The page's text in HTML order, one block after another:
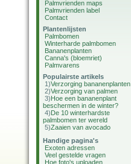
Palmvrienden maps
Palmvrienden label
Contact
Plantenlijsten
Palmbomen
Winterharde palmbomen
Bananenplanten
Canna's (bloemriet)
Palmvarens
Populairste artikels
1)Verzorging bananenplanten
2)Verzorging van palmen
3)Hoe een bananenplant
beschermen in de winter?
4)De 10 winterhardste
palmbomen ter wereld
5)Zaaien van avocado
Handige pagina's
Exoten adressen
Veel gestelde vragen
Hoe foto's uploaden